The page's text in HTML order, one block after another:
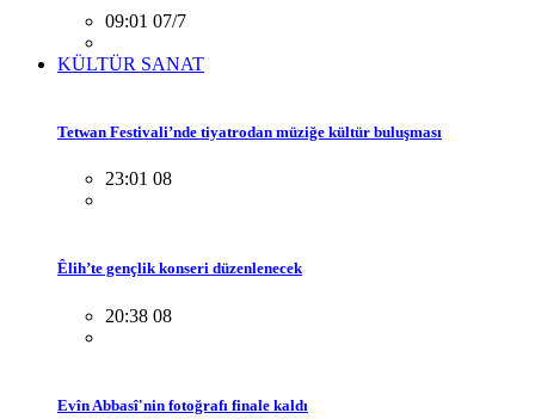
09:01 07/7
KÜLTÜR SANAT
Tetwan Festivali’nde tiyatrodan müziğe kültür buluşması
23:01 08
Êlih’te gençlik konseri düzenlenecek
20:38 08
Evîn Abbasî'nin fotoğrafı finale kaldı